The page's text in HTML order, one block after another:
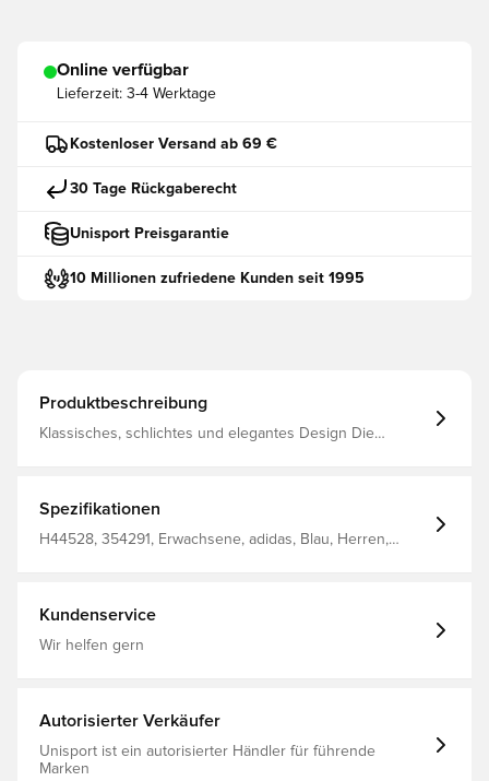
Online verfügbar
Lieferzeit: 3-4 Werktage
Kostenloser Versand ab 69 €
30 Tage Rückgaberecht
Unisport Preisgarantie
10 Millionen zufriedene Kunden seit 1995
Produktbeschreibung
Klassisches, schlichtes und elegantes Design Die
Halsausschnitt Klassische 3-Streifen an den Seiten Ärmel
Spezifikationen
H44528, 354291, Erwachsene, adidas, Blau, Herren,
Kundenservice
Wir helfen gern
Autorisierter Verkäufer
Unisport ist ein autorisierter Händler für führende
Marken